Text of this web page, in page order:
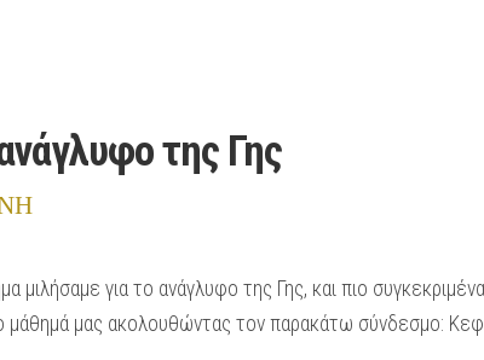
της Γης
μιλήσαμε για το ανάγλυφο της Γης, και πιο
μας ακολουθώντας τον παρακάτω σύνδεσμο: